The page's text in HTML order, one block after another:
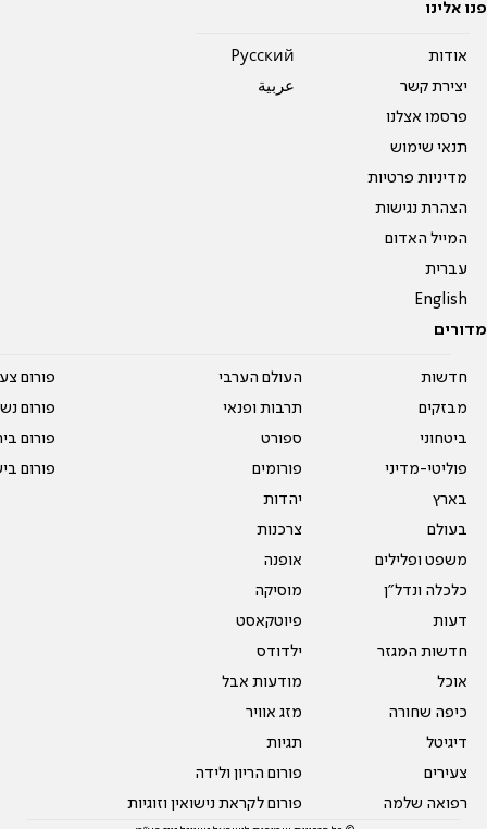
פנו אלינו
אודות
יצירת קשר
פרסמו אצלנו
תנאי שימוש
מדיניות פרטיות
הצהרת נגישות
המייל האדום
עברית
English
Pусский
عربية
מדורים
חדשות
מבזקים
ביטחוני
פוליטי-מדיני
בארץ
בעולם
משפט ופלילים
כלכלה ונדל"ן
דעות
חדשות המגזר
אוכל
כיפה שחורה
דיגיטל
צעירים
רפואה שלמה
העולם הערבי
תרבות ופנאי
ספורט
פורומים
יהדות
צרכנות
אופנה
מוסיקה
פיוטקאסט
ילדודס
מודעות אבל
מזג אוויר
תגיות
פורום הריון ולידה
פורום לקראת נישואין וזוגיות
פורום
פורום
פורום
פורום